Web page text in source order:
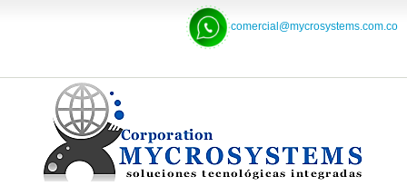
comercial@mycrosystems.com.co